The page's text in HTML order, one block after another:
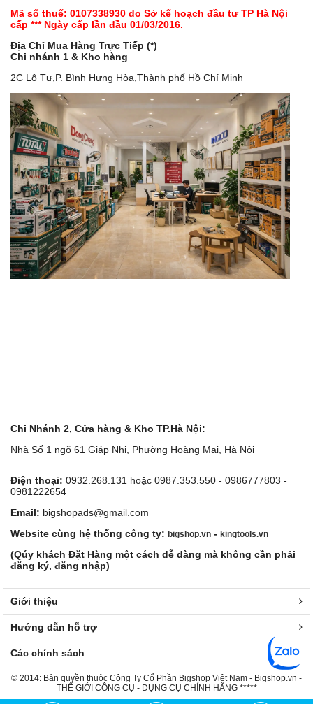
Mã số thuế: 0107338930 do Sở kế hoạch đầu tư TP Hà Nội
cấp *** Ngày cấp lần đầu 01/03/2016.
Địa Chỉ Mua Hàng Trực Tiếp (*)
Chi nhánh 1 & Kho hàng
2C Lô Tư,P. Bình Hưng Hòa,Thành phố Hồ Chí Minh
Chi Nhánh 2, Cửa hàng & Kho TP.Hà Nội:
Nhà Số 1 ngõ 61 Giáp Nhị, Phường Hoàng Mai, Hà Nội
Điện thoại: 0932.268.131 hoặc 0987.353.550 - 0986777803 -
0981222654
Email: bigshopads@gmail.com
Website cùng hệ thống công ty: bigshop.vn - kingtools.vn
(Qúy khách Đặt Hàng một cách dễ dàng mà không cần phải
đăng ký, đăng nhập)
Giới thiệu
Hướng dẫn hỗ trợ
Các chính sách
© 2014: Bản quyền thuộc Công Ty Cổ Phần Bigshop Việt Nam - Bigshop.vn -
THẾ GIỚI CÔNG CỤ - DỤNG CỤ CHÍNH HÃNG *****